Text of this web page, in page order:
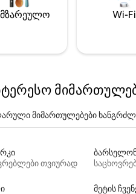
Wi-Fi
მიმართულებები
თვიურად
მეტის